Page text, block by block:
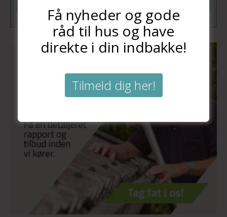
Få nyheder og gode
råd til hus og have
direkte i din indbakke!
Tilmeld dig her!